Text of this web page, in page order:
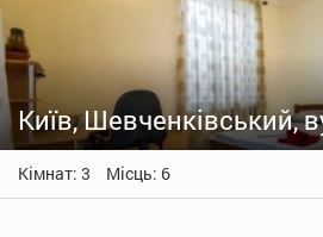
Київ, Шевченківський,
Кімнат: 3 Місць: 6